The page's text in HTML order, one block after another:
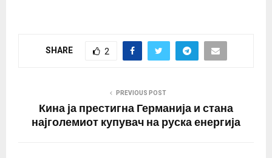
унија како интеграциска
SHARE 2
PREVIOUS POST
Кина ја престигна Германија и стана
најголемиот купувач на руска енергија